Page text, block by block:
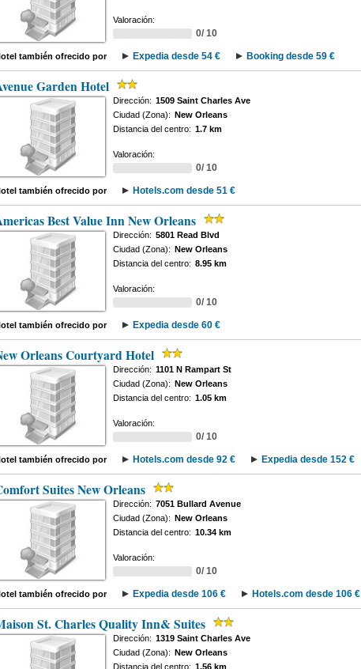
Valoración:
0/ 10
también ofrecido por Expedia desde 54 € Booking desde 59 €
Garden Hotel
Dirección: 1509 Saint Charles Ave
Ciudad (Zona): New Orleans
Distancia del centro: 1.7 km
Valoración:
0/ 10
también ofrecido por Hotels.com desde 51 €
Best Value Inn New Orleans
Dirección: 5801 Read Blvd
Ciudad (Zona): New Orleans
Distancia del centro: 8.95 km
Valoración:
0/ 10
también ofrecido por Expedia desde 60 €
Orleans Courtyard Hotel
Dirección: 1101 N Rampart St
Ciudad (Zona): New Orleans
Distancia del centro: 1.05 km
Valoración:
0/ 10
también ofrecido por Hotels.com desde 92 € Expedia desde 152 €
Suites New Orleans
Dirección: 7051 Bullard Avenue
Ciudad (Zona): New Orleans
Distancia del centro: 10.34 km
Valoración:
0/ 10
también ofrecido por Expedia desde 106 € Hotels.com desde 106 €
St. Charles Quality Inn& Suites
Dirección: 1319 Saint Charles Ave
Ciudad (Zona): New Orleans
Distancia del centro: 1.56 km